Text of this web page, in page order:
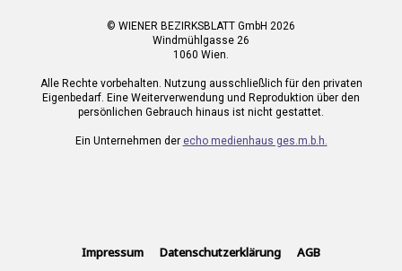
© WIENER BEZIRKSBLATT GmbH 2026
Windmühlgasse 26
1060 Wien.
Alle Rechte vorbehalten. Nutzung ausschließlich für den privaten
Eigenbedarf. Eine Weiterverwendung und Reproduktion über den
persönlichen Gebrauch hinaus ist nicht gestattet.
Ein Unternehmen der echo medienhaus ges.m.b.h.
Impressum Datenschutzerklärung AGB